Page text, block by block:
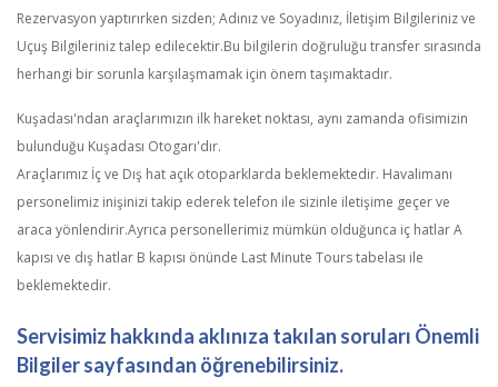
Rezervasyon yaptırırken sizden; Adınız ve Soyadınız, İletişim Bilgileriniz ve
Uçuş Bilgileriniz talep edilecektir.Bu bilgilerin doğruluğu transfer sırasında
herhangi bir sorunla karşılaşmamak için önem taşımaktadır.
Kuşadası'ndan araçlarımızın ilk hareket noktası, aynı zamanda ofisimizin
bulunduğu Kuşadası Otogarı'dır.
Araçlarımız İç ve Dış hat açık otoparklarda beklemektedir. Havalimanı
personelimiz inişinizi takip ederek telefon ile sizinle iletişime geçer ve
araca yönlendirir.Ayrıca personellerimiz mümkün olduğunca iç hatlar A
kapısı ve dış hatlar B kapısı önünde Last Minute Tours tabelası ile
beklemektedir.
Servisimiz hakkında aklınıza takılan soruları Önemli
Bilgiler sayfasından öğrenebilirsiniz.